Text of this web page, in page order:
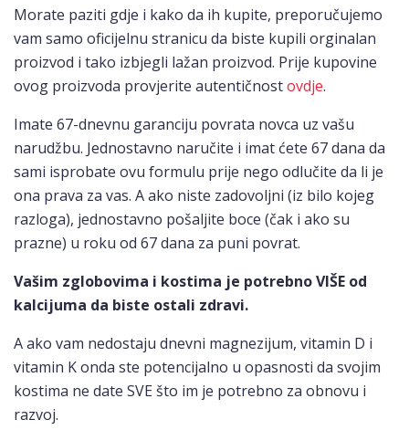
Morate paziti gdje i kako da ih kupite, preporučujemo
vam samo oficijelnu stranicu da biste kupili orginalan
proizvod i tako izbjegli lažan proizvod. Prije kupovine
ovog proizvoda provjerite autentičnostovdje.
Imate 67-dnevnu garanciju povrata novca uz vašu
narudžbu. Jednostavno naručite i imat ćete 67 dana da
sami isprobate ovu formulu prije nego odlučite da li je
ona prava za vas. A ako niste zadovoljni (iz bilo kojeg
razloga), jednostavno pošaljite boce (čak i ako su
prazne) u roku od 67 dana za puni povrat.
Vašim zglobovima i kostima je potrebno VIŠE od
kalcijuma da biste ostali zdravi.
A ako vam nedostaju dnevni magnezijum, vitamin D i
vitamin K onda ste potencijalno u opasnosti da svojim
kostima ne date SVE što im je potrebno za obnovu i
razvoj.